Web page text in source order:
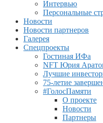
Интервью
Персональные
Новости
Новости партнеров
Галерея
Спецпроекты
Гостиная ИФа
NFT Юрия
Лучшие
75-летие
#ГолосПамяти
О проекте
Новости
Партнеры